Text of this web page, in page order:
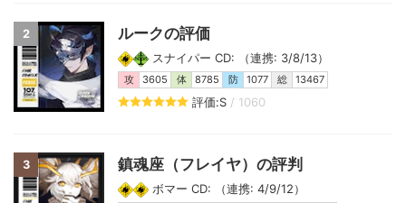
2 ルークの評価
スナイパー CD: （連携: 3/8/13）
攻 3605 体 8785 防 1077 総 13467
評価:S / 1060
3 鎮魂座（フレイヤ）の評判
ボマー CD: （連携: 4/9/12）